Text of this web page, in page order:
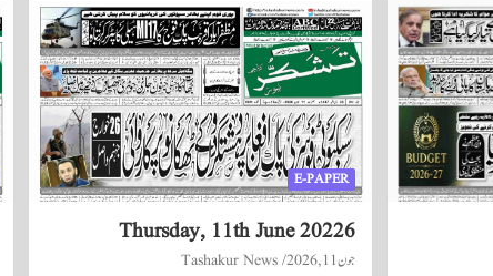
E-PAPER
Thursday, 11th June 20226
جون 11, 2026 Tashakur News